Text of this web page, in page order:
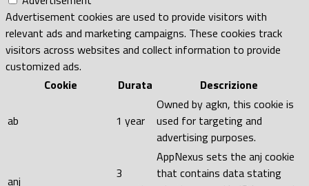
Advertisement cookies are used to provide visitors with
relevant ads and marketing campaigns. These cookies track
visitors across websites and collect information to provide
customized ads.
Cookie
Durata Descrizione
ab 1 year
Owned by agkn, this cookie is
used for targeting and
advertising purposes.
anj
3
AppNexus sets the anj cookie
that contains data stating